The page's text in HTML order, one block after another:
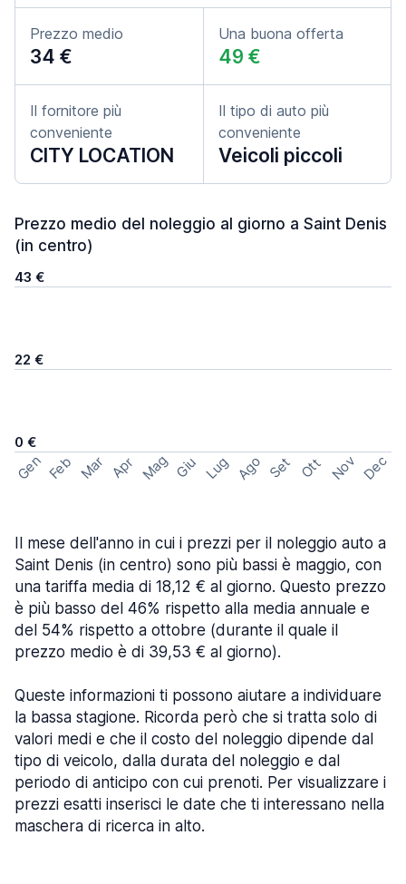
Prezzo medio
34 €
Una buona offerta
49 €
Il fornitore più
conveniente
CITY LOCATION
Il tipo di auto più
conveniente
Veicoli piccoli
Prezzo medio del noleggio al giorno a Saint Denis
(in centro)
43 €
22 €
0 €
Gen Feb Mar Apr Mag Giu Lug Ago Set Ott Nov Dec
Il mese dell'anno in cui i prezzi per il noleggio auto a
Saint Denis (in centro) sono più bassi è maggio, con
una tariffa media di 18,12 € al giorno. Questo prezzo
è più basso del 46% rispetto alla media annuale e
del 54% rispetto a ottobre (durante il quale il
prezzo medio è di 39,53 € al giorno).
Queste informazioni ti possono aiutare a individuare
la bassa stagione. Ricorda però che si tratta solo di
valori medi e che il costo del noleggio dipende dal
tipo di veicolo, dalla durata del noleggio e dal
periodo di anticipo con cui prenoti. Per visualizzare i
prezzi esatti inserisci le date che ti interessano nella
maschera di ricerca in alto.